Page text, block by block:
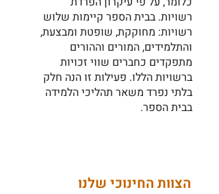
רשויות. בבית הספר קיימות שלוש
רשויות: מחוקקת, שופטת ומבצעת,
והתלמידים, המורים וההורים
מתפקדים כחברים שווי זכויות
ברשויות הללו. פעילות זו הנה חלק
בלתי נפרד משאר תהליכי הלמידה
בבית הספר.
הצוות החינוכי שלנו